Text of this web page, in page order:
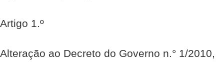
Artigo 1.º
Alteração ao Decreto do Governo n.° 1/2010,